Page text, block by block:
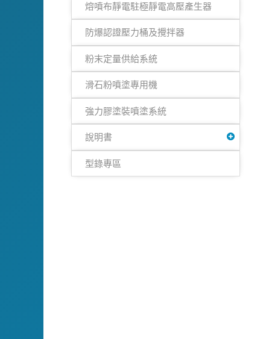
熔噴布靜電駐極靜電高壓產生器
防爆認證壓力桶及攪拌器
粉末定量供給系統
滑石粉噴塗專用機
強力膠塗裝噴塗系統
說明書
型錄專區